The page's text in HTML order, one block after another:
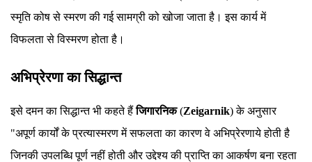
स्मृति कोष से स्मरण की गई सामग्री को खोजा जाता है। इस कार्य में
विफलता से विस्मरण होता है।
अभिप्रेरणा का सिद्धान्त
इसे दमन का सिद्धान्त भी कहते हैंजिगारनिक(Zeigarnik) के अनुसार
"अपूर्ण कार्यों के प्रत्यास्मरण में सफलता का कारण वे अभिप्रेरणाये होती है
जिनकी उपलब्धि पूर्ण नहीं होती और उद्देश्य की प्राप्ति का आकर्षण बना रहता